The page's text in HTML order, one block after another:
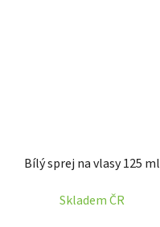
Bílý sprej na vlasy 125 ml
Skladem ČR